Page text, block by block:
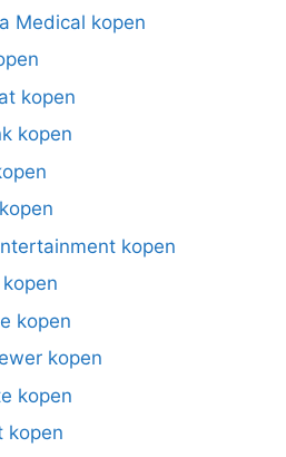
Medical kopen
kopen
kopen
kopen
kopen
kopen
kopen
kopen